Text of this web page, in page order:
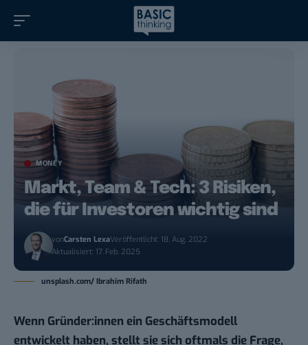
MONEY
Markt, Team & Tech: 3 Risiken,
die für Investoren wichtig sind
vonCarsten LexaVeröffentlicht: 18. Aug. 2022
Aktualisiert: 17. Feb. 2025
unsplash.com/ Ibrahim Rifath
Wenn Gründer:innen ein Geschäftsmodell
entwickelt haben, stellt sie sich oftmals die Frage,